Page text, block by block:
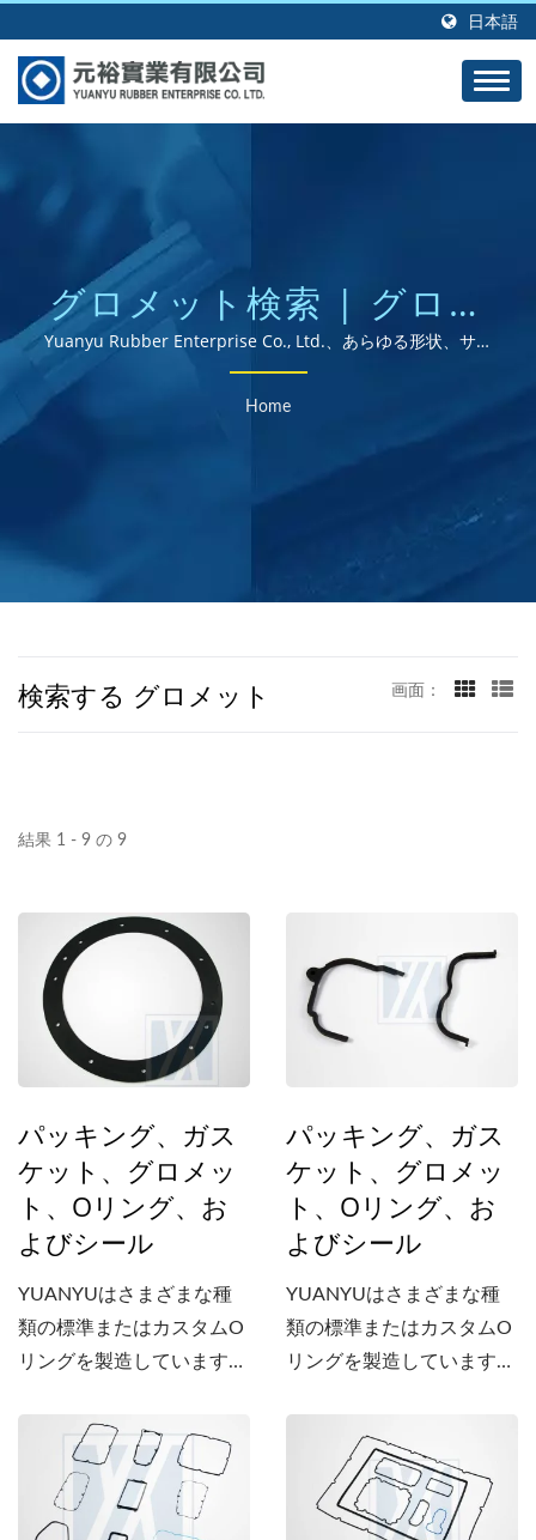
日本語
グロメット検索 | グロー
バルに展開するISOおよ
びROHS認証のゴム部品
サプライヤー
Yuanyu Rubber Enterprise Co., Ltd.、あらゆる形状、サイ
ズ、材料のカスタム成形ゴム製品の専門メーカー。
Home
検索する グロメット 画面：
結果 1 - 9 の 9
パッキング、ガス
ケット、グロメッ
ト、Oリング、お
よびシール
YUANYUはさまざまな種
類の標準またはカスタムO
リングを製造しています。
EPDM、ACM、シリコー
ン、FVQM、HNBR、
FKM（Viton...）などのさ
まざまな材料で、異なる硬
パッキング、ガス
ケット、グロメッ
ト、Oリング、お
よびシール
YUANYUはさまざまな種
類の標準またはカスタムO
リングを製造しています。
ン、FVQM、HNBR、
FKM（Viton...）などのさ
まざまな材料で、異なる硬